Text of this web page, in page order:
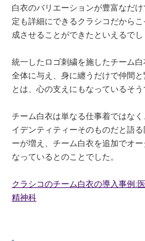
白衣のバリエーションが豊富なだ
定も詳細にできるクラシコだから
成させることができたといえるでし
統一したロゴ刺繍を施したチーム
全体に与え、身に纏うだけで仲間
とは、心の支えにもなっているそう
チーム白衣は単なる仕事着ではな
イデンティティーそのものだと語
ーが増え、チーム白衣を追加でオ
なっているとのことでした。
クラシコのチーム白衣の導入事例:
精神科